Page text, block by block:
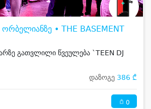
ორბელიანზე • THE BASEMENT
გათვლილი წვეულება `TEEN DJ
დაზოგე 386 ₾
0